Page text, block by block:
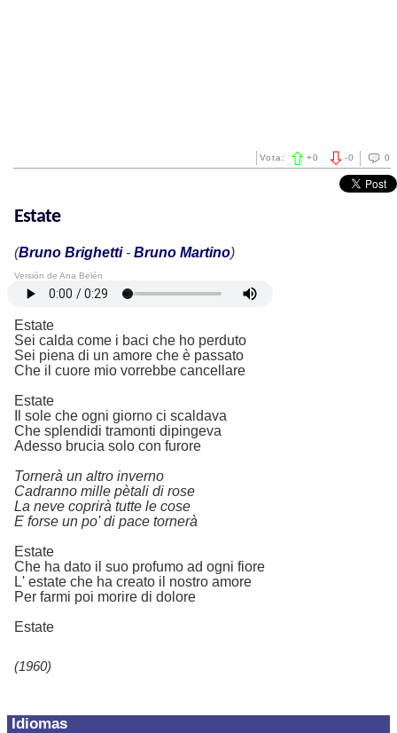
0
-0
Vota: +0
Idiomas
Estate
(Bruno Brighetti- Bruno Martino)
Versión de Ana Belén
Estate
Sei calda come i baci che ho perduto
Sei piena di un amore che è passato
Che il cuore mio vorrebbe cancellare
Estate
Il sole che ogni giorno ci scaldava
Che splendidi tramonti dipingeva
Adesso brucia solo con furore
Tornerà un altro inverno
Cadranno mille pètali di rose
La neve coprirà tutte le cose
E forse un po' di pace tornerà
Estate
Che ha dato il suo profumo ad ogni fiore
L' estate che ha creato il nostro amore
Per farmi poi morire di dolore
Estate
(1960)